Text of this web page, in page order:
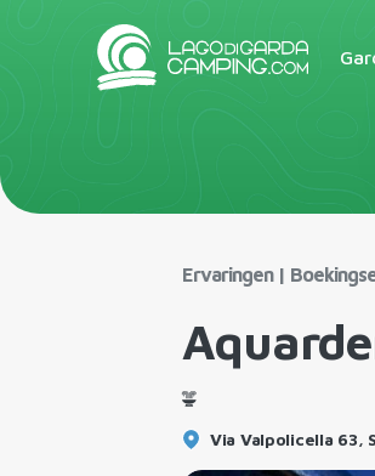
Ervaringen|
Via Valpolicella 63,